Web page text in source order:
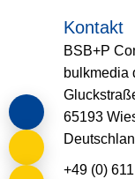
Kontakt
BSB+P
bulkmedia
65193
+49 (0)